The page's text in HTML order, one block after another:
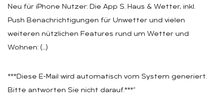
Neu für iPhone Nutzer: Die App S. Haus & Wetter, inkl.
Push Benachrichtigungen für Unwetter und vielen
weiteren nützlichen Features rund um Wetter und
Wohnen: (…)
***Diese E-Mail wird automatisch vom System generiert.
Bitte antworten Sie nicht darauf.***“